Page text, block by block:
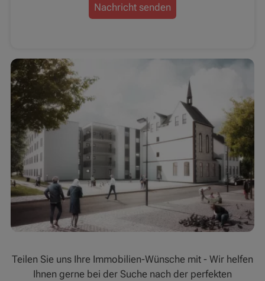
Nachricht senden
Teilen Sie uns Ihre Immobilien-Wünsche mit - Wir helfen
Ihnen gerne bei der Suche nach der perfekten